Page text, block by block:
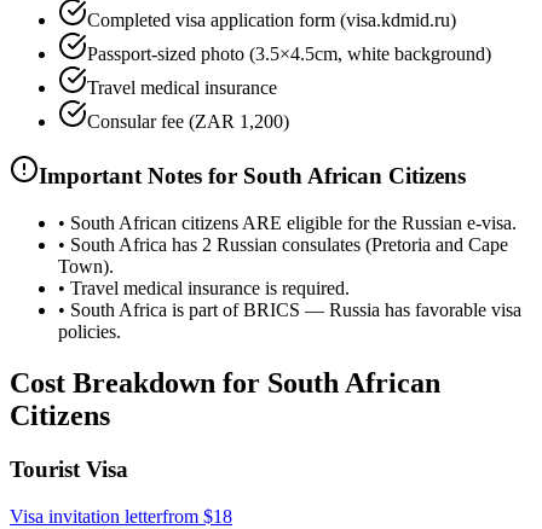
Completed visa application form (visa.kdmid.ru)
Passport-sized photo (3.5×4.5cm, white background)
Travel medical insurance
Consular fee (ZAR 1,200)
Important Notes for South African Citizens
• South African citizens ARE eligible for the Russian e-visa.
• South Africa has 2 Russian consulates (Pretoria and Cape
Town).
• Travel medical insurance is required.
• South Africa is part of BRICS — Russia has favorable visa
policies.
Cost Breakdown for South African
Citizens
Tourist Visa
Visa invitation letterfrom $18